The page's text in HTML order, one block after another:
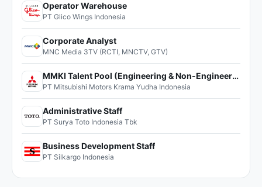
Operator Warehouse
PT Glico Wings Indonesia
Corporate Analyst
MNC Media 3TV (RCTI, MNCTV, GTV)
MMKI Talent Pool (Engineering & Non-Engineering)
PT Mitsubishi Motors Krama Yudha Indonesia
Administrative Staff
PT Surya Toto Indonesia Tbk
Business Development Staff
PT Silkargo Indonesia